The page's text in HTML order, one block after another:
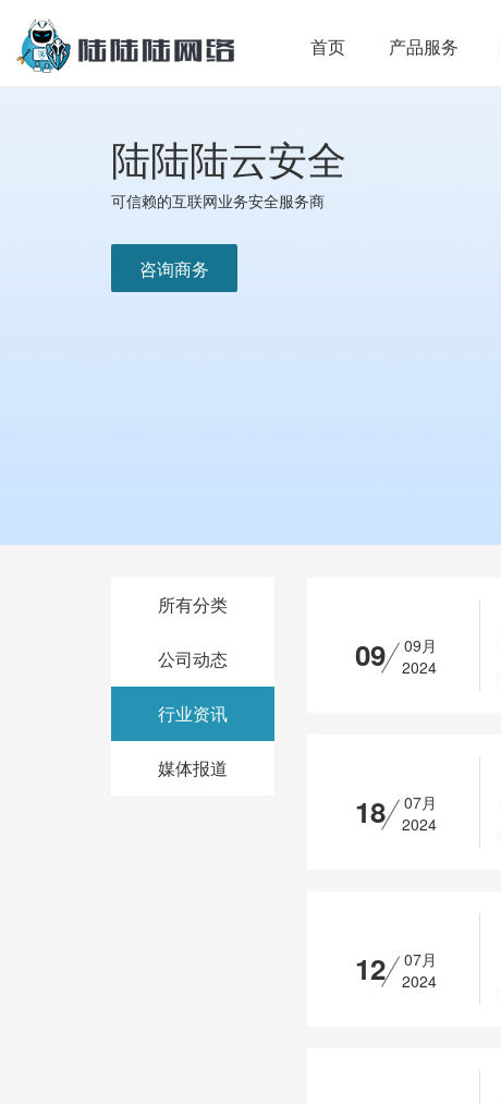
首页 产品服务
陆陆陆云安全
可信赖的互联网业务安全服务商
咨询商务
所有分类
公司动态
行业资讯
媒体报道
09
09月
2024
18
07月
2024
12
07月
2024